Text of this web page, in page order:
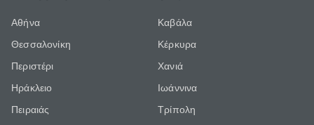
Αθήνα
Θεσσαλονίκη
Περιστέρι
Ηράκλειο
Πειραιάς
Καβάλα
Κέρκυρα
Χανιά
Ιωάννινα
Τρίπολη